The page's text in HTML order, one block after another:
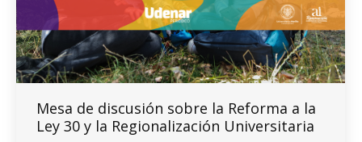
Mesa de discusión sobre la Reforma a la
Ley 30 y la Regionalización Universitaria